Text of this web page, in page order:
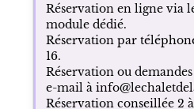
Réservation en ligne via
module dédié.
Réservation par
16.
Réservation ou
e-mail à
Réservation conseillée 2